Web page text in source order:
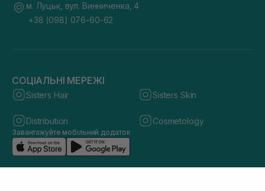
м. Луцьк, вул. Винниченка, 4
+38 (098) 076-60-62
СОЦІАЛЬНІ МЕРЕЖІ
Sisters Hair Sisters Skin
Distribution Cosmetology
Завантажуйте мобільний додаток